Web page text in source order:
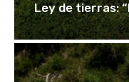
Ley de tierras: